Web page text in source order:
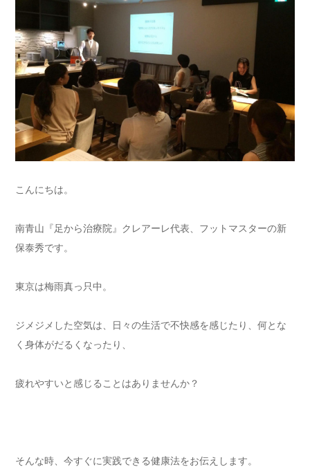
こんにちは。
南青山『足から治療院』クレアーレ代表、フットマスターの新
保泰秀です。
東京は梅雨真っ只中。
ジメジメした空気は、日々の生活で不快感を感じたり、何とな
く身体がだるくなったり、
疲れやすいと感じることはありませんか？
そんな時、今すぐに実践できる健康法をお伝えします。